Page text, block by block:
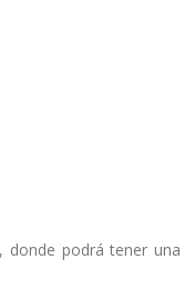
donde podrá tener una